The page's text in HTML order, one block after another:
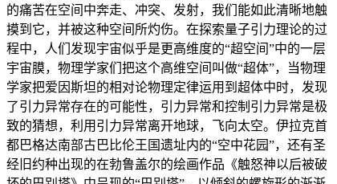
的痛苦在空间中奔走、冲突、发射，我们能如此清晰地触
摸到它，并被这种空间所灼伤。在探索量子引力理论的过
程中，人们发现宇宙似乎是更高维度的“超空间”中的一层
宇宙膜，物理学家们把这个高维空间叫做“超体”，当物理
学家把爱因斯坦的相对论物理定律运用到超体中时，发现
了引力异常存在的可能性，引力异常和控制引力异常是极
致的猜想，利用引力异常离开地球，飞向太空。伊拉克首
都巴格达南部古巴比伦王国遗址内的“空中花园”，还有圣
经旧约种出现的在勃鲁盖尔的绘画作品《触怒神以后被破